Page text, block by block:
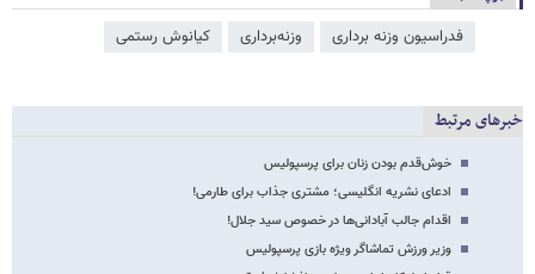
فدراسیون وزنه برداری وزنه‌برداری کیانوش رستمی
خبرهای مرتبط
خوش‌قدم بودن زنان برای پرسپولیس
ادعای نشریه انگلیسی؛ مشتری جذاب برای طارمی!
اقدام جالب آبادانی‌ها در خصوص سید جلال!
وزیر ورزش تماشاگر ویژه بازی پرسپولیس